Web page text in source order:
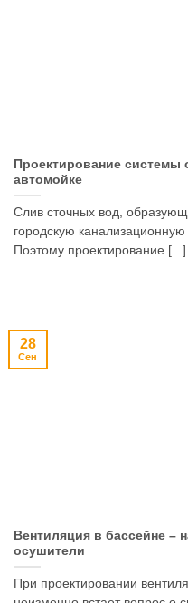
Проектирование системы
автомойке
Слив сточных вод,
городскую
Поэтому проектирование [...]
Вентиляция в бассейне –
осушители
При проектировании
28
Сен